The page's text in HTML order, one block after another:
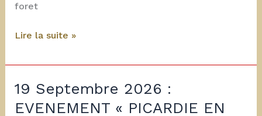
foret
Juillet
:
Yvelines
placées
Lire la suite »
19 Septembre 2026 :
EVENEMENT « PICARDIE EN